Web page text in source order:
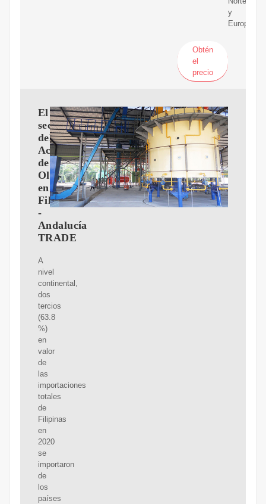
y
Europa;
Obtén
el
precio
El
sector
del
Aceite
de
Oliva
en
Filipinas
-
Andalucía
TRADE
A
nivel
continental,
dos
tercios
(63.8
%)
en
valor
de
las
importaciones
totales
de
Filipinas
en
2020
se
importaron
de
los
países